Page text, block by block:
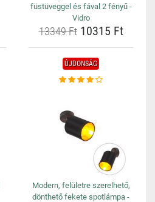
füstüveggel és fával 2 fényű -
Vidro
13349 Ft10315 Ft
ÚJDONSÁG
Modern, felületre szerelhető,
dönthető fekete spotlámpa -